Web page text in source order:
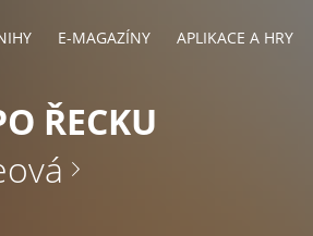
E-MAGAZÍNY APLIKACE A HRY
ŘECKU